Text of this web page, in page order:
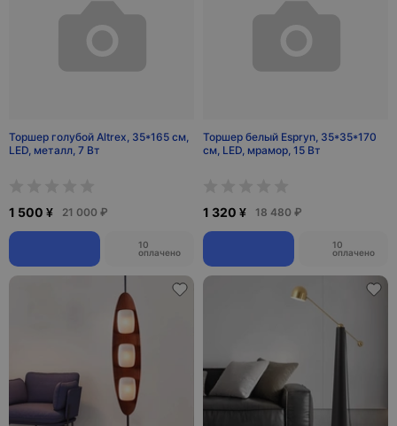
Торшер голубой Altrex, 35*165 см,
LED, металл, 7 Вт
1 500 ¥ 21 000 ₽
10
оплачено
Торшер белый Espryn, 35*35*170
см, LED, мрамор, 15 Вт
1 320 ¥ 18 480 ₽
10
оплачено